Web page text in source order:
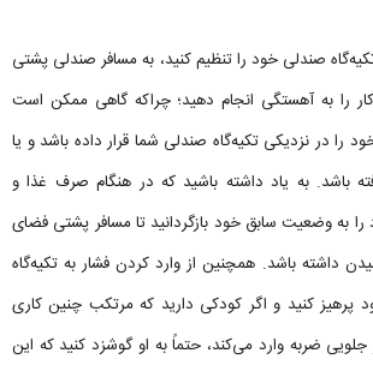
صندلی خود را تنظیم کنید، به مسافر صندلی پشتی
را به آهستگی انجام دهید؛ چراکه گاهی ممکن است
در نزدیکی تکیه‌گاه صندلی شما قرار داده باشد و یا
باشد. به یاد داشته باشید که در هنگام صرف غذا و
به وضعیت سابق خود بازگردانید تا مسافر پشتی فضای
داشته باشد. همچنین از وارد کردن فشار به تکیه‌گاه
پرهیز کنید و اگر کودکی دارید که مرتکب چنین کاری
ضربه وارد می‌کند، حتماً به او گوشزد کنید که این